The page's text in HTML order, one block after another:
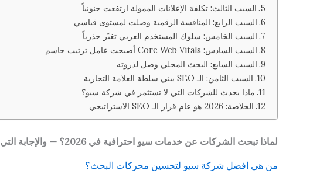
السبب الثالث: تكلفة الإعلانات الممولة ارتفعت جنونياً
السبب الرابع: المنافسة الرقمية وصلت لمستوى قياسي
السبب الخامس: سلوك المستخدم العربي تغيّر جذرياً
السبب السادس: Core Web Vitals أصبحت عامل ترتيب حاسم
السبب السابع: البحث المحلي وصل لذروته
السبب الثامن: الـ SEO يبني سلطة العلامة التجارية
ماذا يحدث للشركات التي لا تستثمر في شركة سيو؟
الخلاصة: 2026 هو عام قرار الـ SEO الاستراتيجي
لماذا تبحث الشركات عن خدمات سيو احترافية في 2026؟ — والإجابة التي تغيّر استراتيجيتك كلياً
من هي افضل شركة سيو لتحسين محركات البحث؟